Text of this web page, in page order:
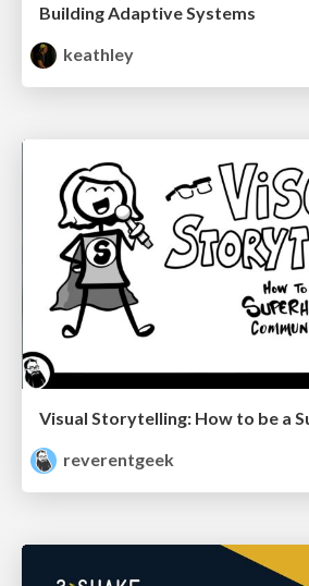
Building Adaptive Systems
keathley
reverentgeek